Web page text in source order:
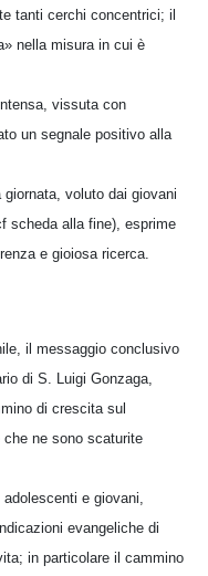
tanti cerchi concentrici; il
nella misura in cui è
vissuta con
un segnale positivo alla
voluto dai giovani
scheda alla fine), esprime
e gioiosa ricerca.
il messaggio conclusivo
di S. Luigi Gonzaga,
di crescita sul
ne sono scaturite
e giovani,
evangeliche di
in particolare il cammino